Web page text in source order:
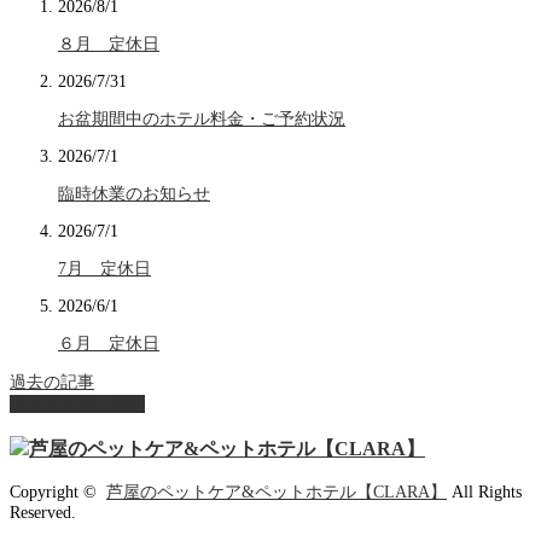
2026/8/1
８月 定休日
2026/7/31
お盆期間中のホテル料金・ご予約状況
2026/7/1
臨時休業のお知らせ
2026/7/1
7月 定休日
2026/6/1
６月 定休日
過去の記事
Copyright © 芦屋のペットケア&ペットホテル【CLARA】
All Rights
Reserved.